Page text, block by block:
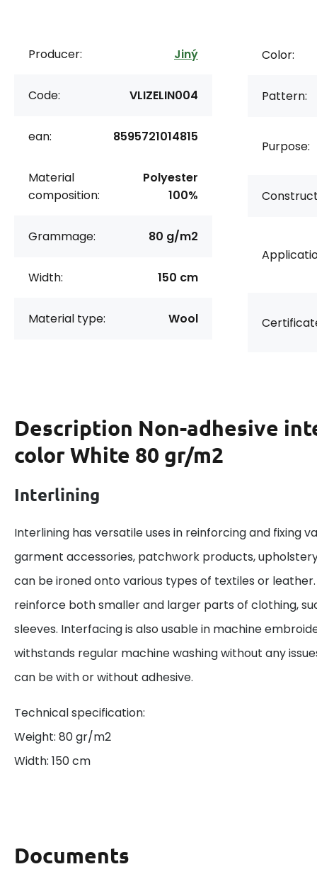
Producer: Jiný
Code: VLIZELIN004
ean: 8595721014815
Material
composition:
Polyester
100%
Grammage: 80 g/m2
Width: 150 cm
Material type: Wool
Color:
Pattern:
Purpose:
Description Non-adhesive
color White 80 gr/m2
Interlining
Interlining has versatile uses in reinforcing and fixing
garment accessories, patchwork products,
can be ironed onto various types of textiles or
reinforce both smaller and larger parts of clothing,
sleeves. Interfacing is also usable in machine
withstands regular machine washing without any
can be with or without adhesive.
Technical specification:
Weight: 80 gr/m2
Width: 150 cm
Documents